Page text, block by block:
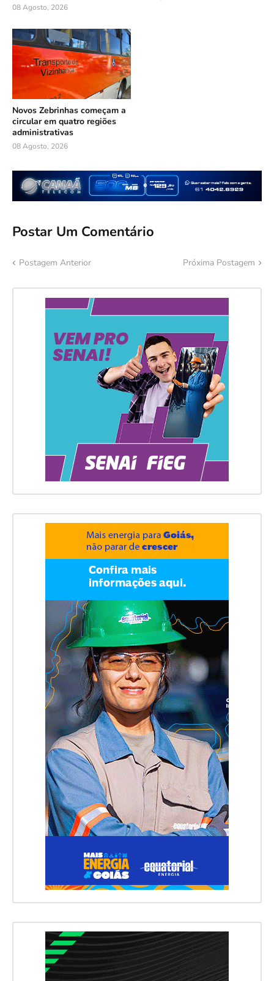
08 Agosto, 2026
Novos Zebrinhas começam a
circular em quatro regiões
administrativas
08 Agosto, 2026
Postar Um Comentário
Postagem Anterior Próxima Postagem